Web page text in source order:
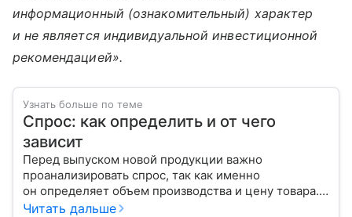
информационный (ознакомительный) характер
и не является индивидуальной инвестиционной
рекомендацией».
Узнать больше по теме
Спрос: как определить и от чего
зависит
Перед выпуском новой продукции важно
проанализировать спрос, так как именно
он определяет объем производства и цену товара.
С помощью эксперта расскажем, как рассчитать
Читать дальше